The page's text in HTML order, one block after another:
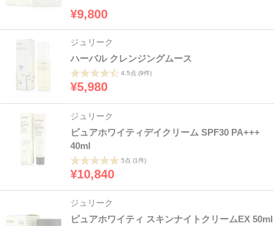
¥9,800
ジュリーク
ハーバル クレンジングムース
4.5点 (9件)
¥5,980
ジュリーク
ピュアホワイティデイクリーム SPF30 PA+++
40ml
5点 (1件)
¥10,840
ジュリーク
ピュアホワイティ スキンナイトクリームEX 50ml